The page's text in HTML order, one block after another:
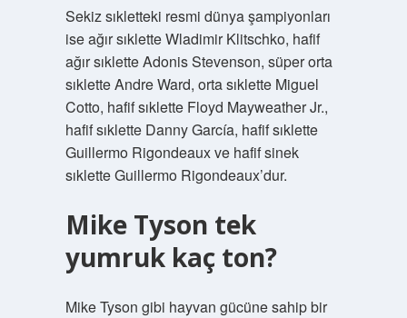
Sekiz sıkletteki resmi dünya şampiyonları
ise ağır sıklette Wladimir Klitschko, hafif
ağır sıklette Adonis Stevenson, süper orta
sıklette Andre Ward, orta sıklette Miguel
Cotto, hafif sıklette Floyd Mayweather Jr.,
hafif sıklette Danny García, hafif sıklette
Guillermo Rigondeaux ve hafif sinek
sıklette Guillermo Rigondeaux’dur.
Mike Tyson tek
yumruk kaç ton?
Mike Tyson gibi hayvan gücüne sahip bir